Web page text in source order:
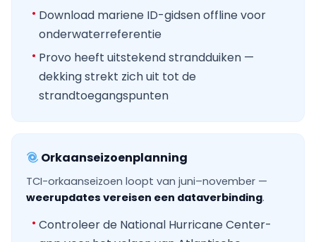
Download mariene ID-gidsen offline voor
onderwaterreferentie
Provo heeft uitstekend strandduiken —
dekking strekt zich uit tot de
strandtoegangspunten
Orkaanseizoenplanning
TCI-orkaanseizoen loopt van juni–november —
weerupdates vereisen een dataverbinding.
Controleer de National Hurricane Center-